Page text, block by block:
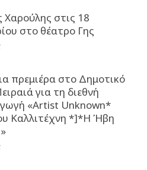
Χαρούλης στις 18
στο θέατρο Γης
πρεμιέρα στο Δημοτικό
για τη διεθνή
«Artist Unknown*
Καλλιτέχνη *]*Η Ήβη